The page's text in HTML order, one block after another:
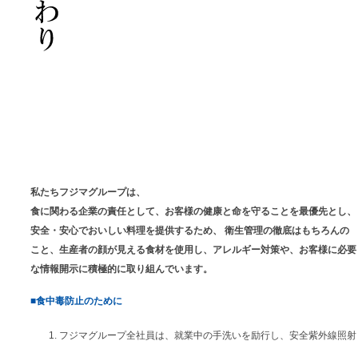
私たちフジマグループは、
食に関わる企業の責任として、お客様の健康と命を守ることを最優先とし、
安全・安心でおいしい料理を提供するため、 衛生管理の徹底はもちろんの
こと、生産者の顔が見える食材を使用し、アレルギー対策や、お客様に必要
な情報開示に積極的に取り組んでいます。
■食中毒防止のために
フジマグループ全社員は、就業中の手洗いを励行し、安全紫外線照射